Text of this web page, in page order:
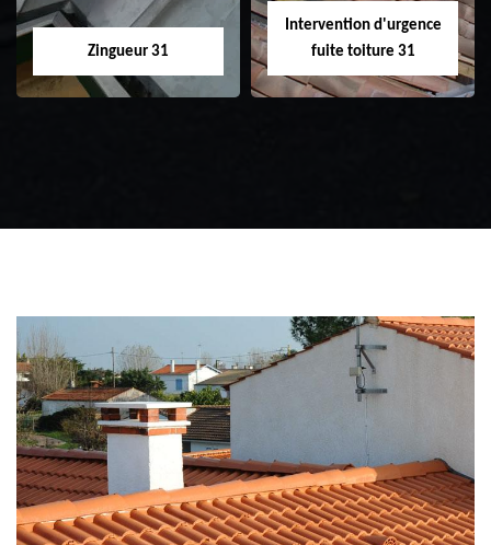
Zingueur 31
Intervention d'urgence
fuite toiture 31